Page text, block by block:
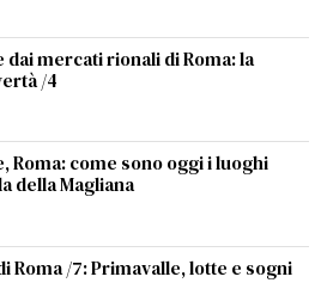
dai mercati rionali di Roma: la
/4
Roma: come sono oggi i luoghi
della Magliana
Roma /7: Primavalle, lotte e sogni